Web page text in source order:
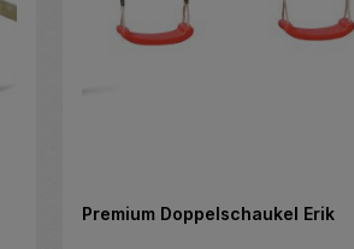
Premium Doppelschaukel Erik